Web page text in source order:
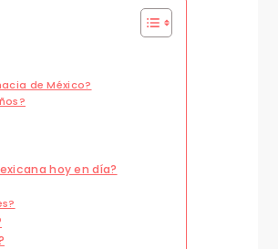
de México?
hoy en día?